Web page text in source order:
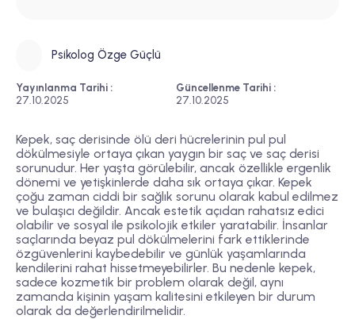
Psikolog Özge Güçlü
Yayınlanma Tarihi :
27.10.2025
Güncellenme Tarihi :
27.10.2025
Kepek, saç derisinde ölü deri hücrelerinin pul pul
dökülmesiyle ortaya çıkan yaygın bir saç ve saç derisi
sorunudur. Her yaşta görülebilir, ancak özellikle ergenlik
dönemi ve yetişkinlerde daha sık ortaya çıkar. Kepek
çoğu zaman ciddi bir sağlık sorunu olarak kabul edilmez
ve bulaşıcı değildir. Ancak estetik açıdan rahatsız edici
olabilir ve sosyal ile psikolojik etkiler yaratabilir. İnsanlar
saçlarında beyaz pul dökülmelerini fark ettiklerinde
özgüvenlerini kaybedebilir ve günlük yaşamlarında
kendilerini rahat hissetmeyebilirler. Bu nedenle kepek,
sadece kozmetik bir problem olarak değil, aynı
zamanda kişinin yaşam kalitesini etkileyen bir durum
olarak da değerlendirilmelidir.